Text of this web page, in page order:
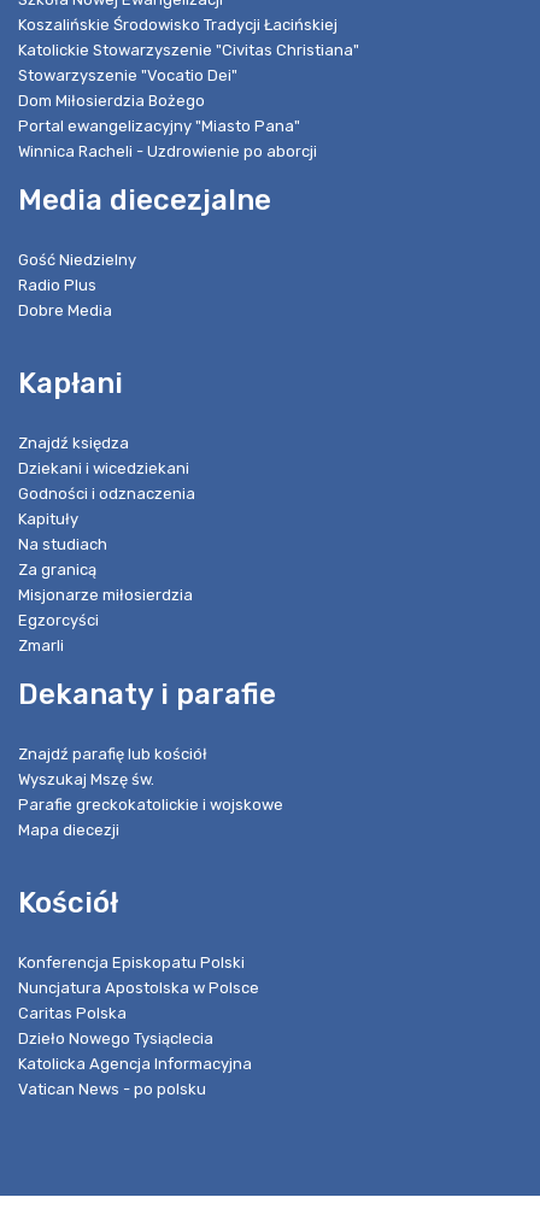
Koszalińskie Środowisko Tradycji Łacińskiej
Katolickie Stowarzyszenie "Civitas Christiana"
Stowarzyszenie "Vocatio Dei"
Dom Miłosierdzia Bożego
Portal ewangelizacyjny "Miasto Pana"
Winnica Racheli - Uzdrowienie po aborcji
Media diecezjalne
Gość Niedzielny
Radio Plus
Dobre Media
Kapłani
Znajdź księdza
Dziekani i wicedziekani
Godności i odznaczenia
Kapituły
Na studiach
Za granicą
Misjonarze miłosierdzia
Egzorcyści
Zmarli
Dekanaty i parafie
Znajdź parafię lub kościół
Wyszukaj Mszę św.
Parafie greckokatolickie i wojskowe
Mapa diecezji
Kościół
Konferencja Episkopatu Polski
Nuncjatura Apostolska w Polsce
Caritas Polska
Dzieło Nowego Tysiąclecia
Katolicka Agencja Informacyjna
Vatican News - po polsku